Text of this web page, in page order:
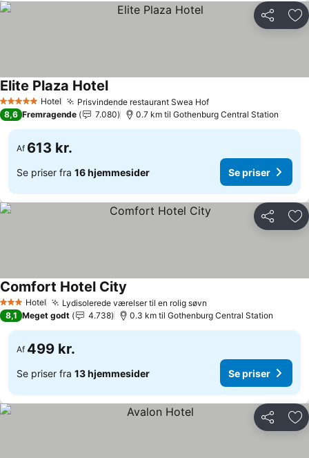
Del
5 Stjerner Hotel Prisvindende restaurant Swea Hof
Elite Plaza Hotel
8,6 Fremragende 7.080 0.7 km til Gothenburg Central Station
Af 613 kr.
Se priser fra 16 hjemmesider Se priser
Del
3 StjernerHotel Lydisolerede værelser til en rolig søvn
Comfort Hotel City
8,1 Meget godt 4.738 0.3 km til Gothenburg Central Station
Af 499 kr.
Se priser fra 13 hjemmesider Se priser
Del